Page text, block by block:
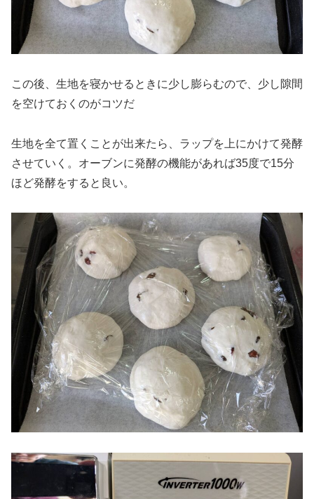
この後、生地を寝かせるときに少し膨らむので、少し隙間
を空けておくのがコツだ
生地を全て置くことが出来たら、ラップを上にかけて発酵
させていく。オーブンに発酵の機能があれば35度で15分
ほど発酵をすると良い。